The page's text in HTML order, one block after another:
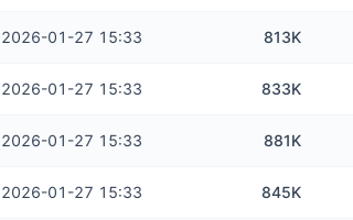
2026-01-27 15:33 813K
2026-01-27 15:33 833K
2026-01-27 15:33 881K
2026-01-27 15:33 845K